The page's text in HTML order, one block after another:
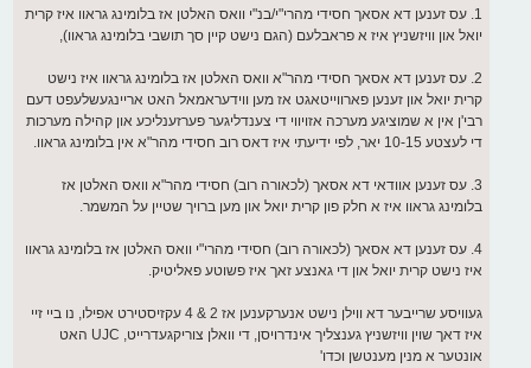
1. עס זענען דא אסאך חסידי מהרי"י/בנ"י וואס האלטן אז בלומינג גראוו איז קרית
יואל און וויזשניץ איז א פראבלעם (הגם נישט קיין סך תושבי בלומינג גראוו),
2. עס זענען דא אסאך חסידי מהר"א וואס האלטן אז בלומינג גראוו איז נישט
קרית יואל און זענען פארווייטאגט אז מען ווידעראמאל האט אריינגעשלעפט דעם
רבי'ן אין א שמוציגע מערכה אזויווי די צענדליגער פערזענליכע און קהילה מערכות
די לעצטע 10-15 יאר, לפי ידיעתי איז דאס רוב חסידי מהר"א אין בלומינג גראוו.
3. עס זענען אוודאי דא אסאך (לכאורה רוב) חסידי מהר"א וואס האלטן אז
בלומינג גראוו איז א חלק פון קרית יואל און מען ברויך שטיין על המשמר.
4. עס זענען דא אסאך (לכאורה רוב) חסידי מהרי"י וואס האלטן אז בלומינג גראוו
איז נישט קרית יואל און די גאנצע זאך איז פשוטע פאליטיק.
געוויסע שרייבער דא ווילן נישט אנערקענען אז 2 & 4 עקזיסטירט אפילו, נו ביי זיי
איז דאך שוין וויזשניץ גענצליך אינדרויסן, די וואלן צוריקגעדרייט, UJC האט
אונטער א מנין מענטשן וכדו'